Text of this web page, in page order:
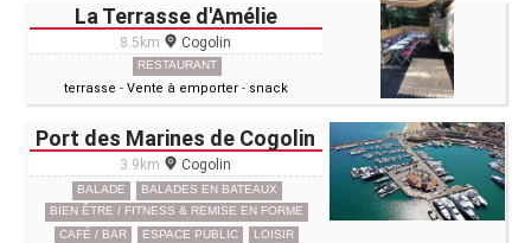
La Terrasse d'Amélie
8.5km Cogolin
RESTAURANT
terrasse - Vente à emporter - snack
Port des Marines de Cogolin
3.9km Cogolin
BALADE
BALADES EN BATEAUX
BIEN ÊTRE / FITNESS & REMISE EN FORME
CAFÉ / BAR
ESPACE PUBLIC
LOISIR